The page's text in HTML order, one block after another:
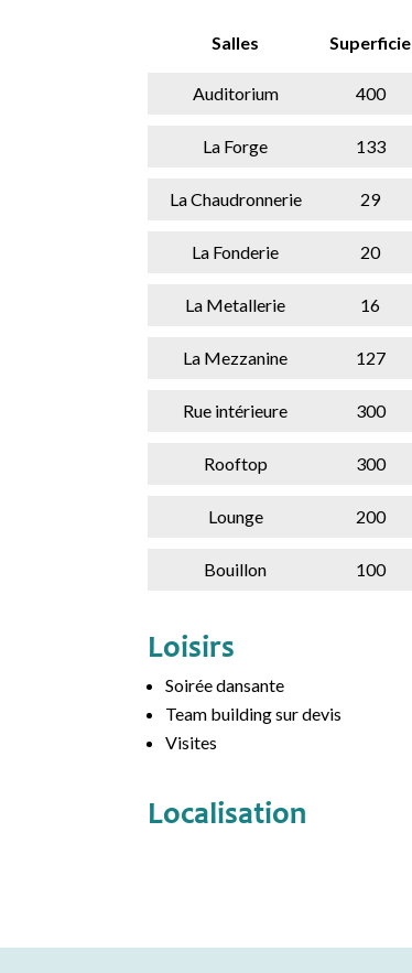
Salles Superficie
Auditorium 400
La Forge 133
La Chaudronnerie 29
La Fonderie 20
La Metallerie 16
La Mezzanine 127
Rue intérieure 300
Rooftop 300
Lounge 200
Bouillon 100
Loisirs
Soirée dansante
Team building sur devis
Visites
Localisation